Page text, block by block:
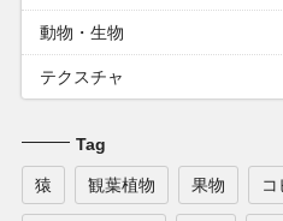
動物・生物
テクスチャ
Tag
猿 観葉植物 果物 コ